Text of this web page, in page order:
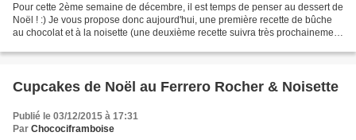
Pour cette 2ème semaine de décembre, il est temps de penser au dessert de
Noël ! :) Je vous propose donc aujourd'hui, une première recette de bûche
au chocolat et à la noisette (une deuxième recette suivra très prochainement
Cupcakes de Noël au Ferrero Rocher & Noisette
Publié le 03/12/2015 à 17:31
Par Chocociframboise